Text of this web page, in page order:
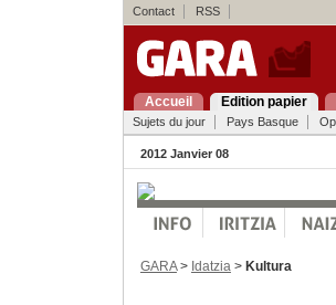
Contact RSS
Accueil Edition papier
Sujets du jour Pays Basque
2012 Janvier 08
GARA> Idatzia > Kultura